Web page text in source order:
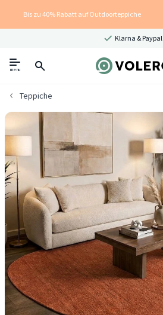
Bis zu 40% Rabatt auf Outdoorteppiche
Klarna & Paypal
menu
Teppiche